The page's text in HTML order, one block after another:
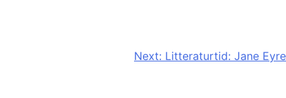
Next: Litteraturtid: Jane Eyre